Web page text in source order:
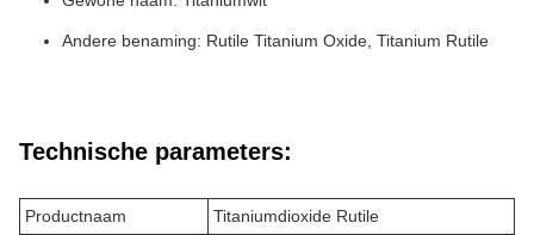
Andere benaming: Rutile Titanium Oxide, Titanium Rutile
Technische parameters:
Productnaam
Titaniumdioxide Rutile